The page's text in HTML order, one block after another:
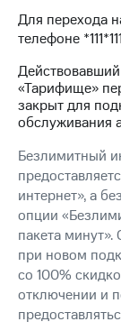
Услуги
Акции
ТВ
ТВ
в МТС
со
149 ₽/
МТС
на
и
другое
группа
Для перехода
телефоне
Действовавший
«Тарифище»
закрыт для
обслуживания
Безлимитный
интернет», а
опции
пакета
при новом
со 100%
отключении и